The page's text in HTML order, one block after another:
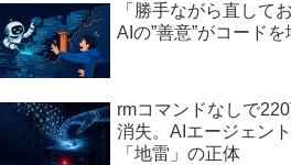
「勝手ながら直して
AIの”善意”がコードを
rmコマンドなしで
消失。AIエージェン
「地雷」の正体